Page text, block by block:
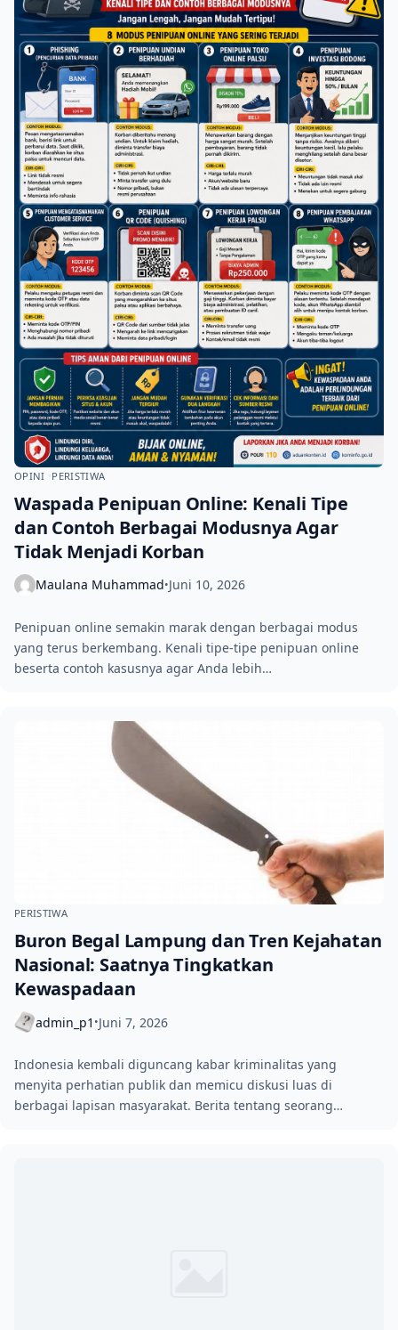
OPINI PERISTIWA
Waspada Penipuan Online: Kenali Tipe
dan Contoh Berbagai Modusnya Agar
Tidak Menjadi Korban
Maulana Muhammad•Juni 10, 2026
Penipuan online semakin marak dengan berbagai modus
yang terus berkembang. Kenali tipe-tipe penipuan online
beserta contoh kasusnya agar Anda lebih…
PERISTIWA
Buron Begal Lampung dan Tren Kejahatan
Nasional: Saatnya Tingkatkan
Kewaspadaan
admin_p1 •Juni 7, 2026
Indonesia kembali diguncang kabar kriminalitas yang
menyita perhatian publik dan memicu diskusi luas di
berbagai lapisan masyarakat. Berita tentang seorang…